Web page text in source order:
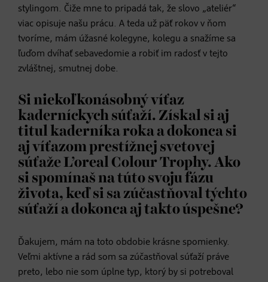
stylingom. Čiže mne to pripadá tak, že slovo „ateliér“
viac opisuje našu prácu. A teda už päť rokov v ňom
tvoríme, mám úžasné kolegyne, kolegu a snažíme sa
ľuďom dvíhať sebavedomie a robiť im radosť v tejto
zvláštnej, smutnej dobe.
Si niekoľkonásobný víťaz
kaderníckych súťaží. Získal si aj
titul kaderníka roka a dokonca si
aj víťazom prestížnej svetovej
súťaže L’oreal Colour Trophy. Ako
si spomínaš na túto svoju fázu
života, keď si sa zúčastňoval týchto
súťaží a dokonca aj takto úspešne?
Ďakujem, mám na toto obdobie krásne spomienky.
Veľmi aktívne a rád som sa zúčastňoval súťaží práve
preto, lebo nie som úplne typ, ktorý by si potreboval